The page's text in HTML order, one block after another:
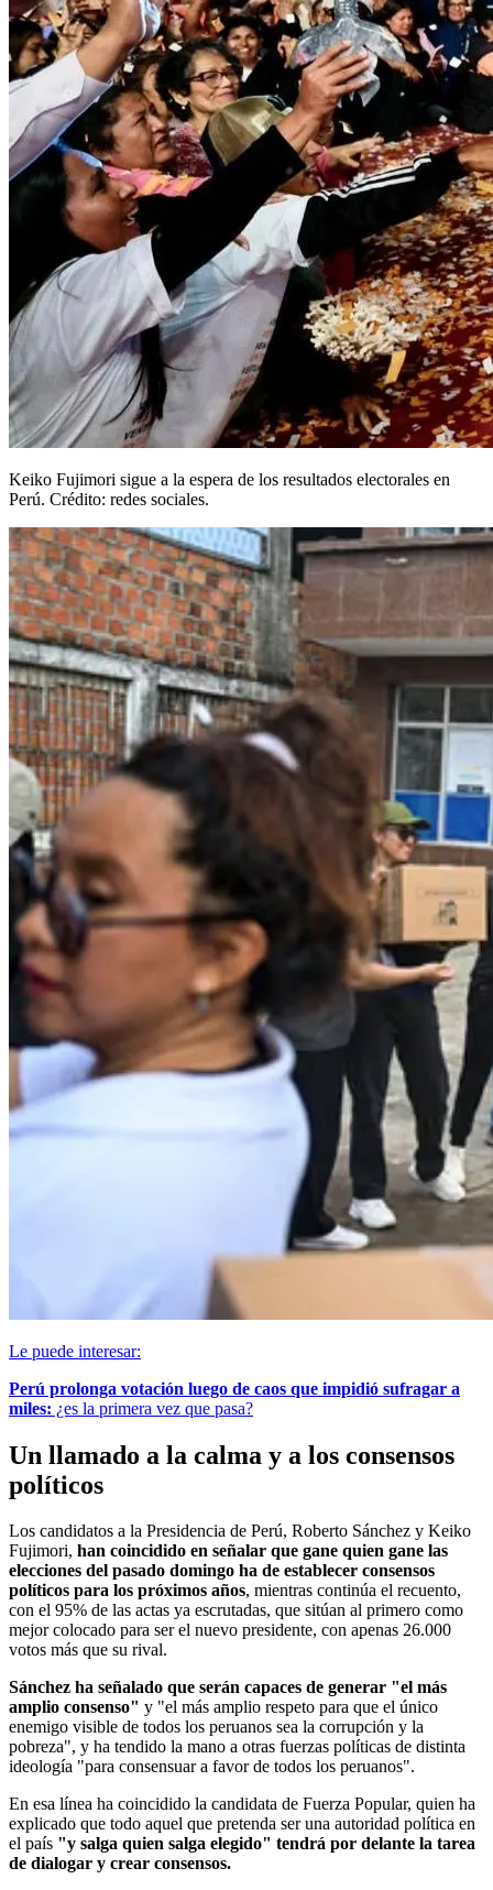
Keiko Fujimori sigue a la espera de los resultados electorales en
Perú. Crédito: redes sociales.
Le puede interesar:
Perú prolonga votación luego de caos que impidió sufragar a
miles: ¿es la primera vez que pasa?
Un llamado a la calma y a los consensos
políticos
Los candidatos a la Presidencia de Perú, Roberto Sánchez y Keiko
Fujimori, han coincidido en señalar que gane quien gane las
elecciones del pasado domingo ha de establecer consensos
políticos para los próximos años, mientras continúa el recuento,
con el 95% de las actas ya escrutadas, que sitúan al primero como
mejor colocado para ser el nuevo presidente, con apenas 26.000
votos más que su rival.
Sánchez ha señalado que serán capaces de generar "el más
amplio consenso" y "el más amplio respeto para que el único
enemigo visible de todos los peruanos sea la corrupción y la
pobreza", y ha tendido la mano a otras fuerzas políticas de distinta
ideología "para consensuar a favor de todos los peruanos".
En esa línea ha coincidido la candidata de Fuerza Popular, quien ha
explicado que todo aquel que pretenda ser una autoridad política en
el país "y salga quien salga elegido" tendrá por delante la tarea
de dialogar y crear consensos.